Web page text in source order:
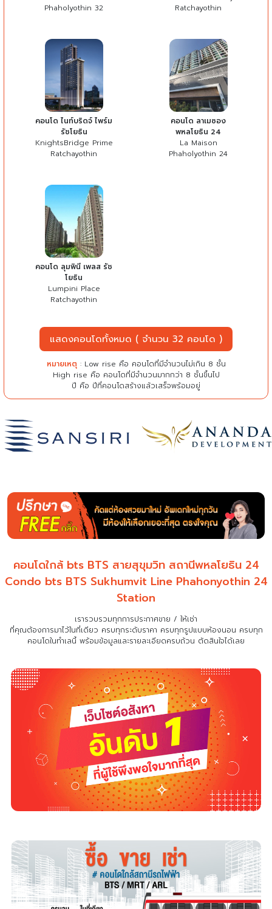
Phaholyothin 32
Ratchayothin
คอนโด ไนท์บริดจ์ ไพร์ม
รัชโยธิน
KnightsBridge Prime
Ratchayothin
คอนโด ลาเมซอง
พหลโยธิน 24
La Maison
Phaholyothin 24
คอนโด ลุมพินี เพลส รัช
โยธิน
Lumpini Place
Ratchayothin
แสดงคอนโดทั้งหมด ( จำนวน 32 คอนโด )
หมายเหตุ : Low rise คือ คอนโดที่มีจำนวนไม่เกิน 8 ชั้น
High rise คือ คอนโดที่มีจำนวนมากกว่า 8 ชั้นขึ้นไป
ปี คือ ปีที่คอนโดสร้างแล้วเสร็จพร้อมอยู่
คอนโดใกล้ bts BTS สายสุขุมวิท สถานีพหลโยธิน 24
Condo bts BTS Sukhumvit Line Phahonyothin 24
Station
เรารวบรวมทุกการประกาศขาย / ให้เช่า
ที่คุณต้องการมาไว้ในที่เดียว ครบทุกระดับราคา ครบทุกรูปแบบห้องนอน ครบทุก
คอนโดในทำเลนี้ พร้อมข้อมูลและรายละเอียดครบถ้วน ตัดสินใจได้เลย